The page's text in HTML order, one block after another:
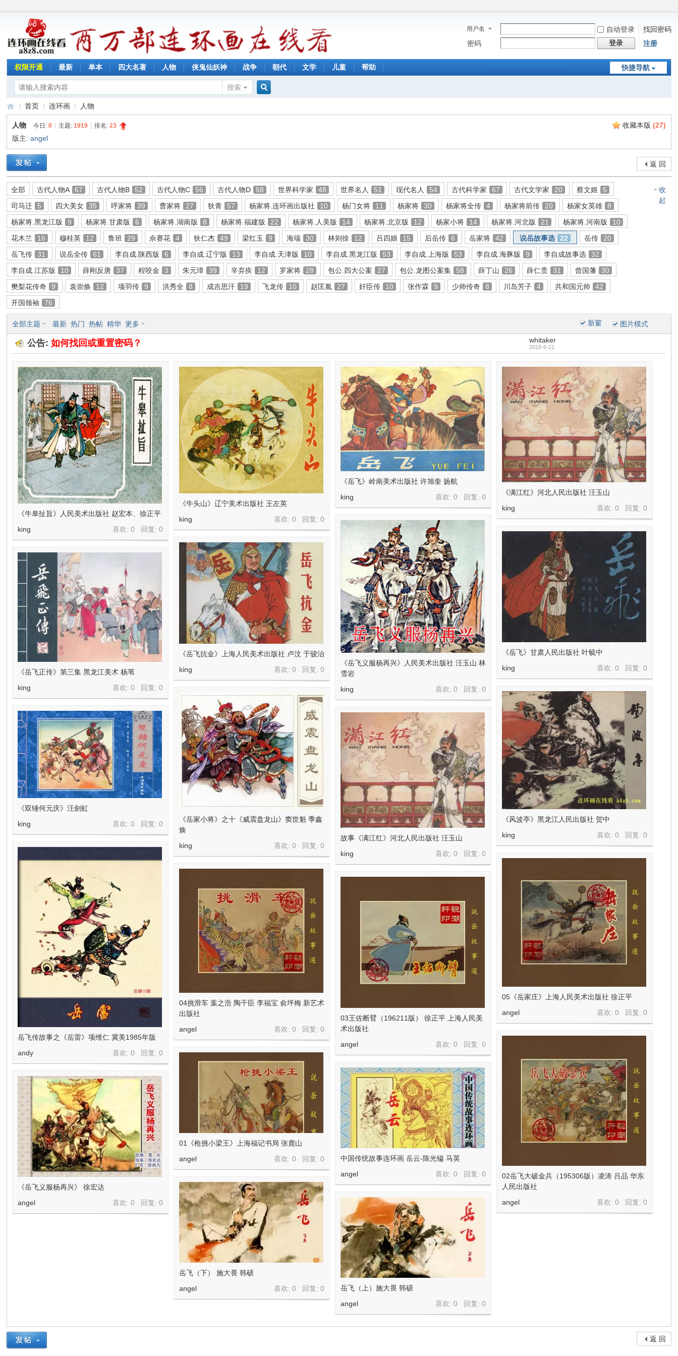
用户名 自动登录
找回密码
密码
登录 注册
快捷导航
权限开通 最新 单本 四大名著 人物 侠鬼仙妖神 战争 朝代 文学 儿童 帮助
搜索
连
环
»
首页
›
连环画
›
人物
收藏本版 (27)
人物 今日:0 主题:1919 排名:23
版主:angel
返 回
收
起
全部 古代人物A 67 古代人物B 52 古代人物C 56 古代人物D 58 世界科学家 48 世界名人 51 现代名人 54 古代科学家 67 古代文学家 20 蔡文姬
5
司马迁
5 四大美女 35 呼家将 39 曹家将 27 狄青 57 杨家将.连环画出版社 10 杨门女将 11 杨家将 30 杨家将全传 4 杨家将前传 20 杨家女英雄
8
杨家将.黑龙江版
9 杨家将.甘肃版 6 杨家将.湖南版 8 杨家将.福建版 22 杨家将.人美版 14 杨家将.北京版 12 杨家小将 14 杨家将.河北版 21 杨家将.河南版
10
花木兰
16 穆桂英 12 鲁班 29 佘赛花 4 狄仁杰 49 梁红玉 9 海瑞 30 林则徐 12 吕四娘 15 后岳传 6 岳家将 42 说岳故事选 22 岳传
20
岳飞传
31 说岳全传 61 李自成.陕西版 6 李自成.辽宁版 13 李自成.天津版 10 李自成.黑龙江版 53 李自成.上海版 53 李自成.海豚版 9 李自成故事选
32
李自成.江苏版
10 薛刚反唐 37 程咬金 3 朱元璋 39 辛弃疾 12 罗家将 28 包公.四大公案 27 包公.龙图公案集 58 薛丁山 26 薛仁贵 31 曾国藩
30
樊梨花传奇
9 袁崇焕 12 项羽传 9 洪秀全 8 成吉思汗 19 飞龙传 10 赵匡胤 27 奸臣传 10 张作霖 9 少帅传奇 8 川岛芳子 4 共和国元帅
42
开国领袖
76
新窗
全部主题 最新 热门 热帖 精华 更多 图片模式
公告:如何找回或重置密码？ whitaker
2018-6-21
《牛皋扯旨》人民美术出版社 赵宏本、徐正平
喜欢: 0 回复:0
king
《牛头山》辽宁美术出版社 王左英
喜欢: 0 回复:0
king
《岳飞》岭南美术出版社 许旭奎 扬航
喜欢: 0 回复:0
king
《满江红》河北人民出版社 汪玉山
喜欢: 0 回复:0
king
《岳飞义服杨再兴》人民美术出版社 汪玉山 林
雪岩
喜欢: 0 回复:0
king
《岳飞》甘肃人民出版社 叶毓中
喜欢: 0 回复:0
king
《岳飞抗金》上海人民美术出版社 卢汶 于骏治
喜欢: 0 回复:0
king
《岳飞正传》第三集 黑龙江美术 杨苇
喜欢: 0 回复:0
king
《风波亭》黑龙江人民出版社 贺中
喜欢: 0 回复:0
king
《岳家小将》之十《威震盘龙山》窦世魁 季鑫
焕
喜欢: 0 回复:0
king
《双锤何元庆》汪劍虹
喜欢: 0 回复:0
king
故事《满江红》河北人民出版社 汪玉山
喜欢: 0 回复:0
king
岳飞传故事之《岳雷》项维仁 冀美1985年版
喜欢: 0 回复:0
andy
05《岳家庄》上海人民美术出版社 徐正平
喜欢: 0 回复:0
angel
04挑滑车 葉之浩 陶干臣 李福宝 俞坪梅 新艺术
出版社
喜欢: 0 回复:0
angel
03王佐断臂（196211版） 徐正平 上海人民美
术出版社
喜欢: 0 回复:0
angel
02岳飞大破金兵（195306版）凌涛 吕品 华东
人民出版社
喜欢: 0 回复:0
angel
01《枪挑小梁王》上海福记书局 张鹿山
喜欢: 0 回复:0
angel
中国传统故事连环画 岳云-陈光镒 马英
喜欢: 0 回复:0
angel
《岳飞义服杨再兴》 徐宏达
喜欢: 0 回复:0
angel
岳飞（下） 施大畏 韩硕
喜欢: 0 回复:0
angel
岳飞（上）施大畏 韩硕
喜欢: 0 回复:0
angel
返 回